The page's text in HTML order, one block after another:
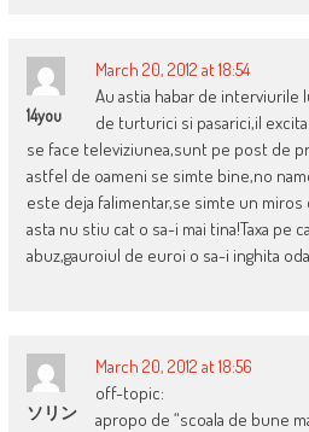
14you
March 20, 2012 at 18:54
Au astia habar de interviurile
de turturici si pasarici,il
se face televiziunea,sunt pe post de
astfel de oameni se simte bine,no
este deja falimentar,se simte un miros
asta nu stiu cat o sa-i mai tina!Taxa pe
abuz,gauroiul de euroi o sa-i inghita
ソリン
March 20, 2012 at 18:56
off-topic:
apropo de “scoala de bune